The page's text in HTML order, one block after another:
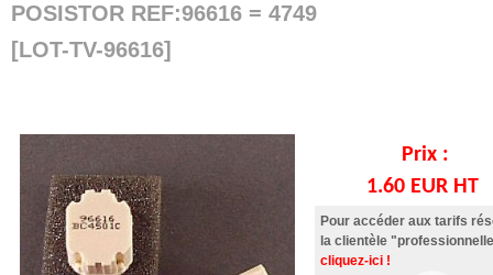
POSISTOR REF:96616 = 4749
[LOT-TV-96616]
Prix :
1.60 EUR HT
Pour accéder aux tarifs
la clientèle
cliquez-ici !